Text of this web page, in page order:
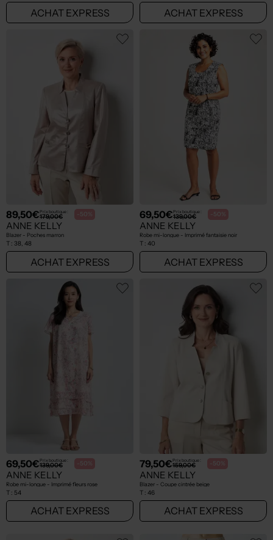
ACHAT EXPRESS ACHAT EXPRESS
89,50€Prix boutique :
179,00€ -50%
ANNE KELLY
Blazer - Poches marron
T : 38, 48
ACHAT EXPRESS
69,50€Prix boutique :
139,00€ -50%
ANNE KELLY
Robe mi-longue - Imprimé fantaisie noir
T : 40
ACHAT EXPRESS
69,50€Prix boutique :
139,00€ -50%
ANNE KELLY
Robe mi-longue - Imprimé fleurs rose
T : 54
ACHAT EXPRESS
79,50€Prix boutique :
159,00€ -50%
ANNE KELLY
Blazer - Coupe cintrée beige
T : 46
ACHAT EXPRESS